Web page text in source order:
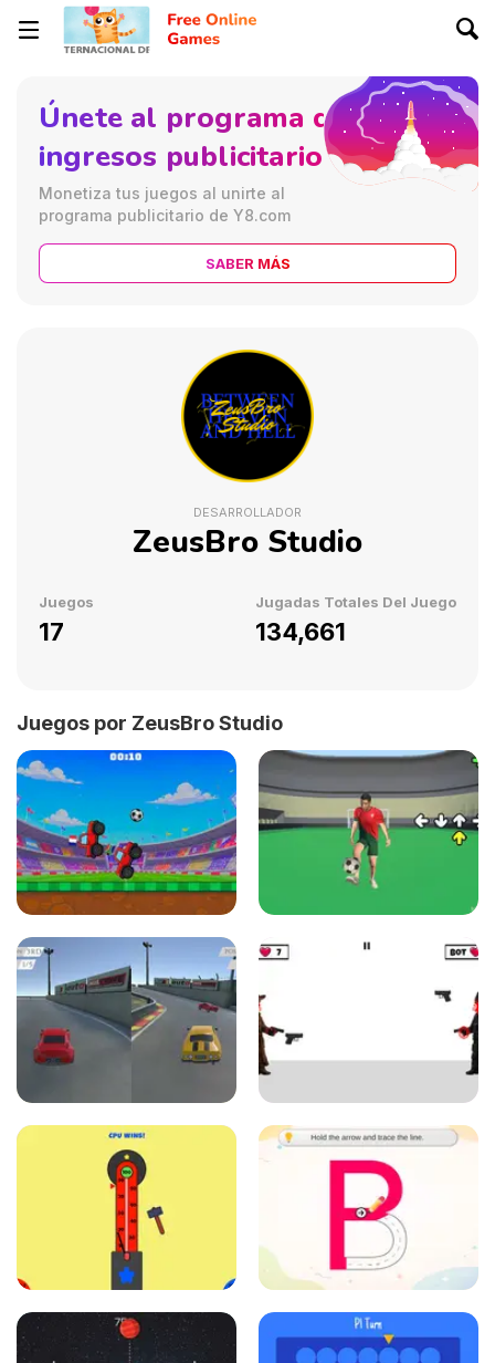
DESARROLLADOR
ZeusBro Studio
Juegos
17
Jugadas Totales Del Juego
134,661
Únete al programa de
ingresos publicitarios
Monetiza tus juegos al unirte al
programa publicitario de Y8.com
SABER MÁS
Juegos por ZeusBro Studio